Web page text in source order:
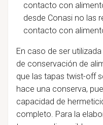
contacto con
desde Conasi no las
contacto con
En caso de ser
de conservación de
que las tapas twist-off
hace una conserva,
capacidad de
completo. Para la